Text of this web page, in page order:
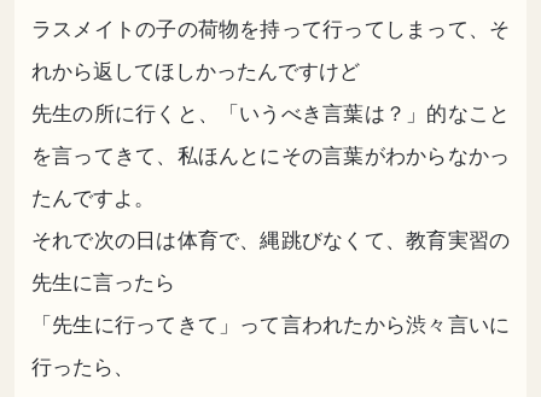
ラスメイトの子の荷物を持って行ってしまって、そ
れから返してほしかったんですけど
先生の所に行くと、「いうべき言葉は？」的なこと
を言ってきて、私ほんとにその言葉がわからなかっ
たんですよ。
それで次の日は体育で、縄跳びなくて、教育実習の
先生に言ったら
「先生に行ってきて」って言われたから渋々言いに
行ったら、